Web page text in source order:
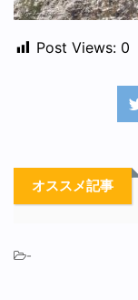
Post Views: 0
オススメ記事
-